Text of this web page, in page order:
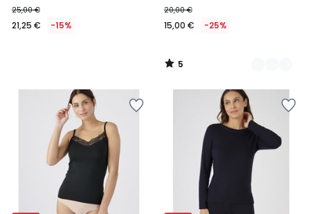
25,00 €
21,25 € -15%
20,00 €
15,00 € -25%
5
/